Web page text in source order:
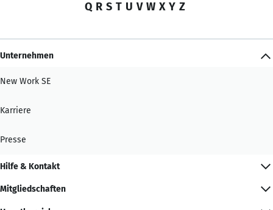
Q R S T U V W X Y Z
Unternehmen
New Work SE
Karriere
Presse
Hilfe & Kontakt
Mitgliedschaften